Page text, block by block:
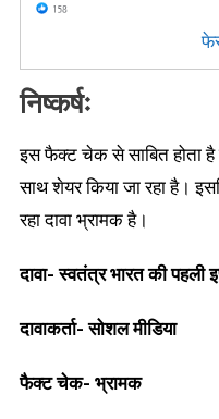
निष्कर्षः
इस फैक्ट चेक से साबित होता
साथ शेयर किया जा रहा है।
रहा दावा भ्रामक है।
दावा- स्वतंत्र भारत की पहली
दावाकर्ता- सोशल मीडिया
फैक्ट चेक- भ्रामक